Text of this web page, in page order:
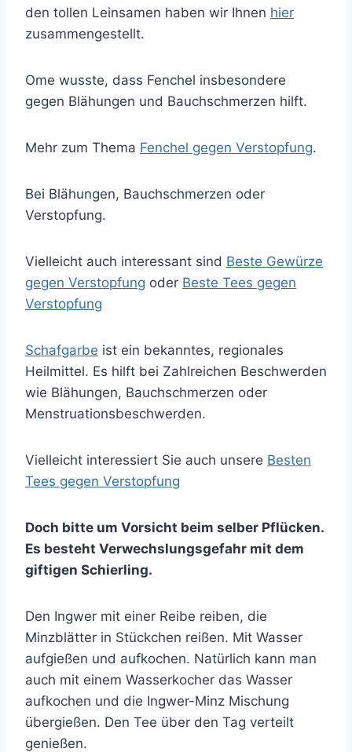
den tollen Leinsamen haben wir Ihnen hier
zusammengestellt.
Ome wusste, dass Fenchel insbesondere
gegen Blähungen und Bauchschmerzen hilft.
Mehr zum Thema Fenchel gegen Verstopfung.
Bei Blähungen, Bauchschmerzen oder
Verstopfung.
Vielleicht auch interessant sind Beste Gewürze
gegen Verstopfung oder Beste Tees gegen
Verstopfung
Schafgarbe ist ein bekanntes, regionales
Heilmittel. Es hilft bei Zahlreichen Beschwerden
wie Blähungen, Bauchschmerzen oder
Menstruationsbeschwerden.
Vielleicht interessiert Sie auch unsere Besten
Tees gegen Verstopfung
Doch bitte um Vorsicht beim selber Pflücken.
Es besteht Verwechslungsgefahr mit dem
giftigen Schierling.
Den Ingwer mit einer Reibe reiben, die
Minzblätter in Stückchen reißen. Mit Wasser
aufgießen und aufkochen. Natürlich kann man
auch mit einem Wasserkocher das Wasser
aufkochen und die Ingwer-Minz Mischung
übergießen. Den Tee über den Tag verteilt
genießen.